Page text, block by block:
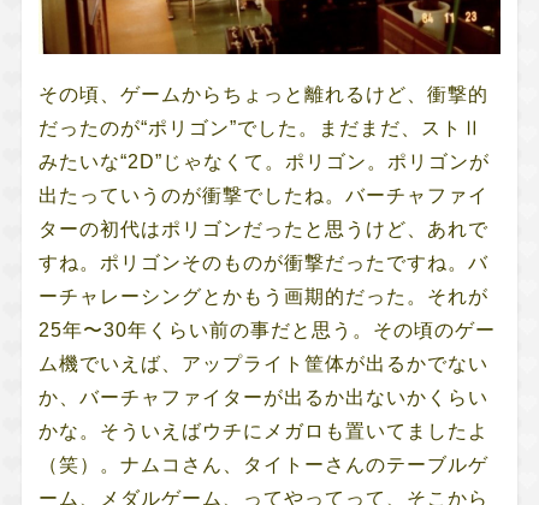
その頃、ゲームからちょっと離れるけど、衝撃的
だったのが“ポリゴン”でした。まだまだ、ストⅡ
みたいな“2D”じゃなくて。ポリゴン。ポリゴンが
出たっていうのが衝撃でしたね。バーチャファイ
ターの初代はポリゴンだったと思うけど、あれで
すね。ポリゴンそのものが衝撃だったですね。バ
ーチャレーシングとかもう画期的だった。それが
25年〜30年くらい前の事だと思う。その頃のゲー
ム機でいえば、アップライト筐体が出るかでない
か、バーチャファイターが出るか出ないかくらい
かな。そういえばウチにメガロも置いてましたよ
（笑）。ナムコさん、タイトーさんのテーブルゲ
ーム、メダルゲーム、ってやってって、そこから